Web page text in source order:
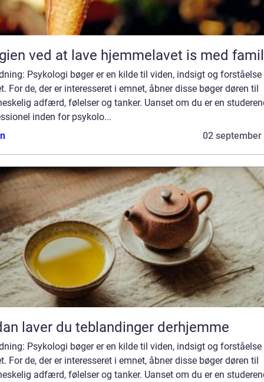
ved at lave hjemmelavet is med
Psykologi bøger er en kilde til viden, indsigt og
For de, der er interesseret i emnet, åbner disse bøger døren til
adfærd, følelser og tanker. Uanset om du er en
inden for psykolo...
02 september
laver du teblandinger derhjemme
Psykologi bøger er en kilde til viden, indsigt og
For de, der er interesseret i emnet, åbner disse bøger døren til
adfærd, følelser og tanker. Uanset om du er en